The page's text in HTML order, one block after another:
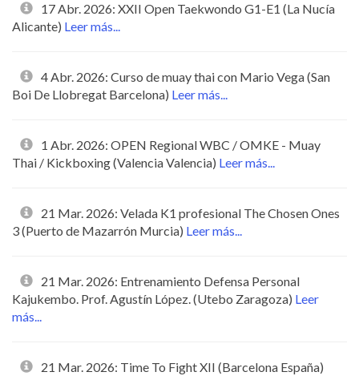
17 Abr. 2026: XXII Open Taekwondo G1-E1 (La Nucía
Alicante) Leer más...
4 Abr. 2026: Curso de muay thai con Mario Vega (San
Boi De Llobregat Barcelona) Leer más...
1 Abr. 2026: OPEN Regional WBC / OMKE - Muay
Thai / Kickboxing (Valencia Valencia) Leer más...
21 Mar. 2026: Velada K1 profesional The Chosen Ones
3 (Puerto de Mazarrón Murcia) Leer más...
21 Mar. 2026: Entrenamiento Defensa Personal
Kajukembo. Prof. Agustín López. (Utebo Zaragoza) Leer
más...
21 Mar. 2026: Time To Fight XII (Barcelona España)